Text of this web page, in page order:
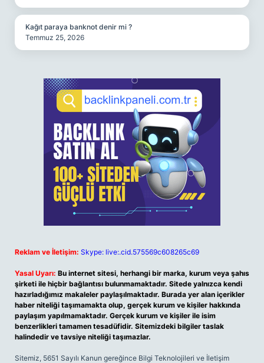
Kağıt paraya banknot denir mi ?
Temmuz 25, 2026
Reklam ve İletişim: Skype: live:.cid.575569c608265c69
Yasal Uyarı: Bu internet sitesi, herhangi bir marka, kurum veya şahıs
şirketi ile hiçbir bağlantısı bulunmamaktadır. Sitede yalnızca kendi
hazırladığımız makaleler paylaşılmaktadır. Burada yer alan içerikler
haber niteliği taşımamakta olup, gerçek kurum ve kişiler hakkında
paylaşım yapılmamaktadır. Gerçek kurum ve kişiler ile isim
benzerlikleri tamamen tesadüfidir. Sitemizdeki bilgiler taslak
halindedir ve tavsiye niteliği taşımazlar.
Sitemiz, 5651 Sayılı Kanun gereğince Bilgi Teknolojileri ve İletişim